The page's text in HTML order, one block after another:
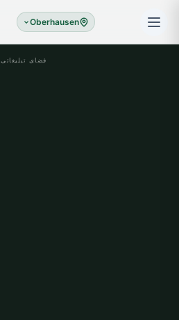
Oberhausen
فضای تبلیغاتی